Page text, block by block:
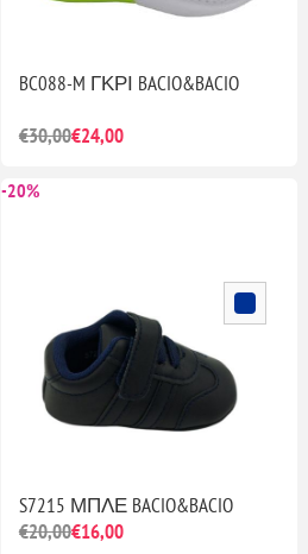
BC088-M ΓΚΡΙ BACIO&BACIO
€30,00€24,00
-20%
S7215 ΜΠΛΕ BACIO&BACIO
€20,00€16,00